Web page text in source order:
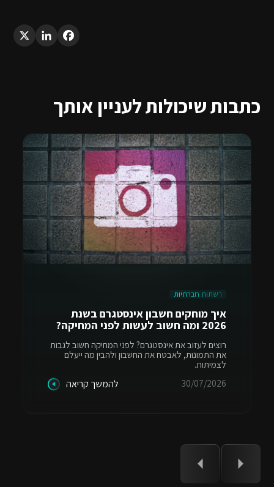
Facebook
LinkedIn
X
כתבות שיכולות לעניין אותך
רשתות חברתיות
איך מוחקים חשבון אינסטגרם בשנת
2026 ומה חשוב לעשות לפני המחיקה?
רוצים לעזוב את אינסטגרם? לפני המחיקה חשוב לגבות
את התמונות, לאבטח את החשבון ולהבין מה ייעלם
לצמיתות.
30/07/2026
להמשך קריאה